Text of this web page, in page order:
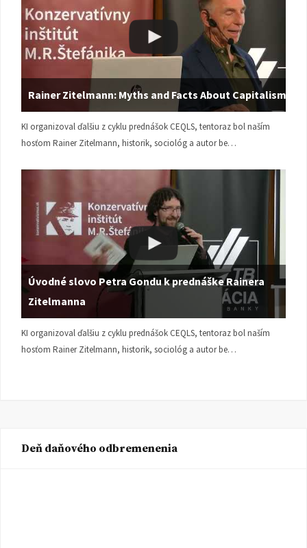
Rainer Zitelmann: Myths and Facts About Capitalism
KI organizoval ďalšiu z cyklu prednášok CEQLS, tentoraz bol naším
hosťom Rainer Zitelmann, historik, sociológ a autor be…
Úvodné slovo Petra Gondu k prednáške Rainera
Zitelmanna
KI organizoval ďalšiu z cyklu prednášok CEQLS, tentoraz bol naším
hosťom Rainer Zitelmann, historik, sociológ a autor be…
Deň daňového odbremenenia